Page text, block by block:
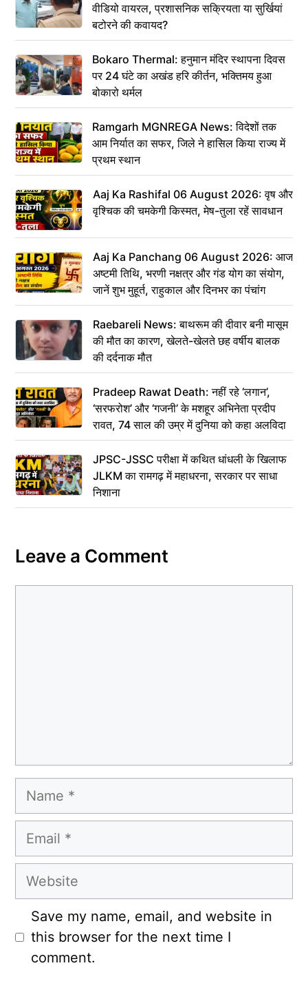
वीडियो वायरल, प्रशासनिक सक्रियता या सुर्खियां
बटोरने की कवायद?
Bokaro Thermal: हनुमान मंदिर स्थापना दिवस
पर 24 घंटे का अखंड हरि कीर्तन, भक्तिमय हुआ
बोकारो थर्मल
Ramgarh MGNREGA News: विदेशों तक
आम निर्यात का सफर, जिले ने हासिल किया राज्य में
प्रथम स्थान
Aaj Ka Rashifal 06 August 2026: वृष और
वृश्चिक की चमकेगी किस्मत, मेष-तुला रहें सावधान
Aaj Ka Panchang 06 August 2026: आज
अष्टमी तिथि, भरणी नक्षत्र और गंड योग का संयोग,
जानें शुभ मुहूर्त, राहुकाल और दिनभर का पंचांग
Raebareli News: बाथरूम की दीवार बनी मासूम
की मौत का कारण, खेलते-खेलते छह वर्षीय बालक
की दर्दनाक मौत
Pradeep Rawat Death: नहीं रहे ‘लगान’,
‘सरफरोश’ और ‘गजनी’ के मशहूर अभिनेता प्रदीप
रावत, 74 साल की उम्र में दुनिया को कहा अलविदा
JPSC-JSSC परीक्षा में कथित धांधली के खिलाफ
JLKM का रामगढ़ में महाधरना, सरकार पर साधा
निशाना
Leave a Comment
Name
Email
Website
Save my name, email, and website in
this browser for the next time I
comment.